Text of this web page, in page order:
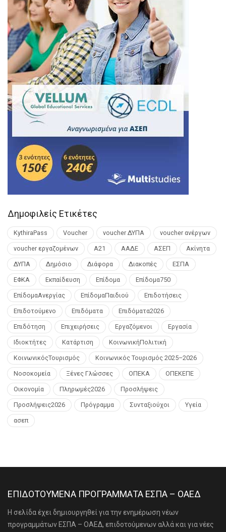
Δημοφιλείς Ετικέτες
KythiraPass Voucher voucher ΔΥΠΑ voucher ανέργων
voucher εργαζομένων Α21 ΑΑΔΕ ΑΣΕΠ Ακίνητα
ΔΥΠΑ Δημόσιο Διάφορα Διακοπές ΕΣΠΑ
ΕΦΚΑ Εκπαίδευση Επίδομα Επίδομα750
ΕπίδομαΑνεργίας ΕπίδομαΠαιδιού Επιδοτήσεις
Επιδοτούμενο Επιδόματα Επιδόματα2026
Επιδότηση Επιχειρήσεις Εργαζόμενοι Εργασία
Ιδιοκτήτες Κατάρτιση ΚοινωνικήΠολιτική
ΚοινωνικόςΤουρισμός Κοινωνικός Τουρισμός 2025–2026
Νοσοκομεία Ξένες Γλώσσες ΟΠΕΚΑ ΟΠΕΚΕΠΕ
Οικονομία Πληρωμές2026 Προσλήψεις
Προσλήψεις2026 Πρόγραμμα Συνταξιούχοι Υγεία
ασεπ
ΕΠΙΔΟΤΟΥΜΕΝΑ ΠΡΟΓΡΑΜΜΑΤΑ ΕΣΠΑ – ΟΑΕΔ
Η σελίδα έχει δημιουργηθεί για την ενημέρωση νέων
προγραμμάτων ΕΣΠΑ – ΟΑΕΔ, επιδοτούμενων αλλά και για νέες